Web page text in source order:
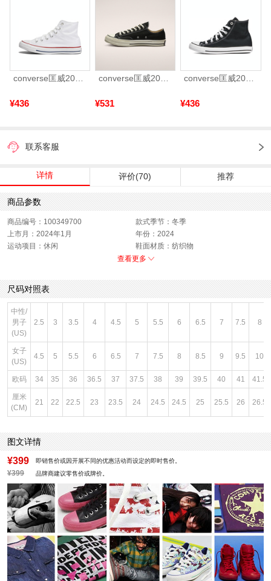
converse匡威2026年男女Chuck Taylor CORE帆布鞋101009
¥436 ¥531 ¥436
联系客服
详情 评价(70) 推荐
商品参数
商品编号：100349700
款式季节：冬季
上市月：2024年1月
年份：2024
运动项目：休闲
鞋面材质：纺织物
销售季：24Q2
上市时间：2024年春季
鞋帮：低帮
鞋底材质：橡胶底
色系：黑色
风格：休闲
查看更多
尺码对照表
中性/
男子
(US)
2.5 3 3.5 4 4.5 5 5.5 6 6.5 7 7.5 8
女子
(US)
4.5 5 5.5 6 6.5 7 7.5 8 8.5 9 9.5 10
欧码 34 35 36 36.5 37 37.5 38 39 39.5 40 41 41.5
厘米
(CM)
21 22 22.5 23 23.5 24 24.5 24.5 25 25.5 26 26.5
图文详情
¥399 即销售价或因开展不同的优惠活动而设定的即时售价。
¥399 品牌商建议零售价或牌价。